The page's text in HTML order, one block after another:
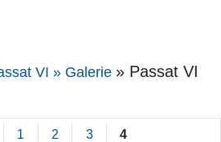
VI » Galerie » Passat VI
1 2 3 4